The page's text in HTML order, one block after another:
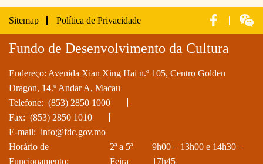
Sitemap Política de Privacidade
Fundo de Desenvolvimento da Cultura
Endereço: Avenida Xian Xing Hai n.º 105, Centro Golden
Dragon, 14.º Andar A, Macau
Telefone: (853) 2850 1000
Fax: (853) 2850 1010
E-mail: info@fdc.gov.mo
Horário de
Funcionamento:
2ª a 5ª
Feira
9h00 – 13h00 e 14h30 –
17h45